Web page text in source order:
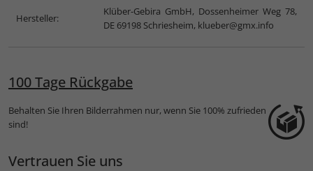
Hersteller:
Klüber-Gebira GmbH, Dossenheimer Weg 78,
DE 69198 Schriesheim, klueber@gmx.info
100 Tage Rückgabe
Behalten Sie Ihren Bilderrahmen nur, wenn Sie 100% zufrieden
sind!
Vertrauen Sie uns